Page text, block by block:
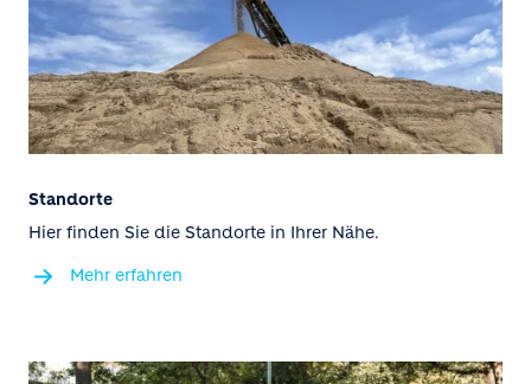
Standorte
Hier finden Sie die Standorte in Ihrer Nähe.
Mehr erfahren